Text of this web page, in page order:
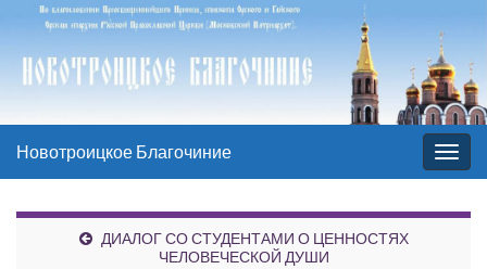
Вкл/
выкл
Новотроицкое Благочиние
ДИАЛОГ СО СТУДЕНТАМИ О ЦЕННОСТЯХ
ЧЕЛОВЕЧЕСКОЙ ДУШИ